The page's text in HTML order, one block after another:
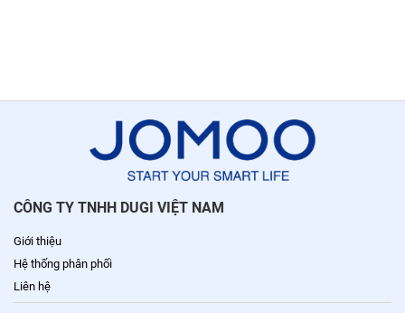
CÔNG TY TNHH DUGI VIỆT NAM
Giới thiệu
Hệ thống phân phối
Liên hệ